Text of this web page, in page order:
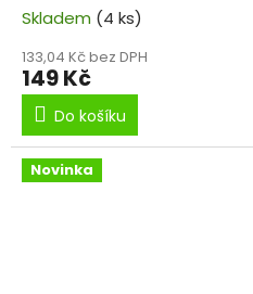
Skladem (4 ks)
133,04 Kč bez DPH
149 Kč
Do košíku
Novinka